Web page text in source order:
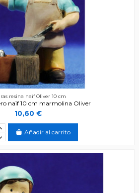
resina naïf Oliver 10 cm
naïf 10 cm marmolina Oliver
10,60 €
Añadir al carrito